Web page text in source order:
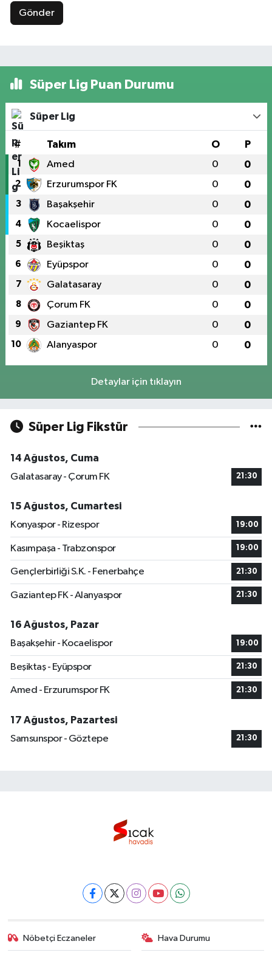
Gönder
Süper Lig Puan Durumu
Süper Lig
# Takım O P
1 Amed 0 0
2 Erzurumspor FK 0 0
3 Başakşehir 0 0
4 Kocaelispor 0 0
5 Beşiktaş 0 0
6 Eyüpspor 0 0
7 Galatasaray 0 0
8 Çorum FK 0 0
9 Gaziantep FK 0 0
10 Alanyaspor 0 0
Detaylar için tıklayın
Süper Lig Fikstür
14 Ağustos, Cuma
Galatasaray - Çorum FK
21:30
15 Ağustos, Cumartesi
Konyaspor - Rizespor
19:00
Kasımpaşa - Trabzonspor 19:00
Gençlerbirliği S.K. - Fenerbahçe 21:30
Gaziantep FK - Alanyaspor 21:30
16 Ağustos, Pazar
Başakşehir - Kocaelispor
19:00
Beşiktaş - Eyüpspor 21:30
Amed - Erzurumspor FK 21:30
17 Ağustos, Pazartesi
Samsunspor - Göztepe
21:30
Nöbetçi Eczaneler Hava Durumu